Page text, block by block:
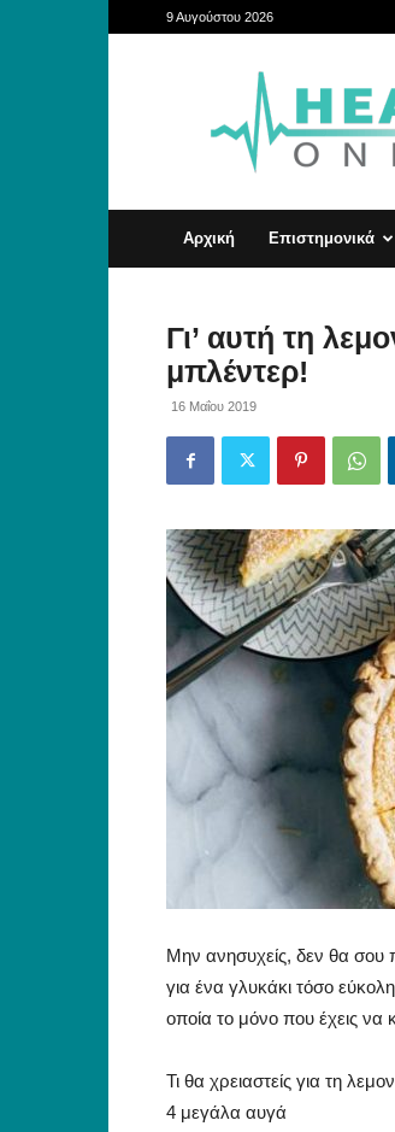
9 Αυγούστου 2026
HealthOnline
Αρχική Επιστημονικά
Γι’ αυτή τη
μπλέντερ!
16 Μαΐου 2019
Μην ανησυχείς, δεν θα σου
για ένα γλυκάκι τόσο
οποία το μόνο που έχεις να
Τι θα χρειαστείς για τη
4 μεγάλα αυγά